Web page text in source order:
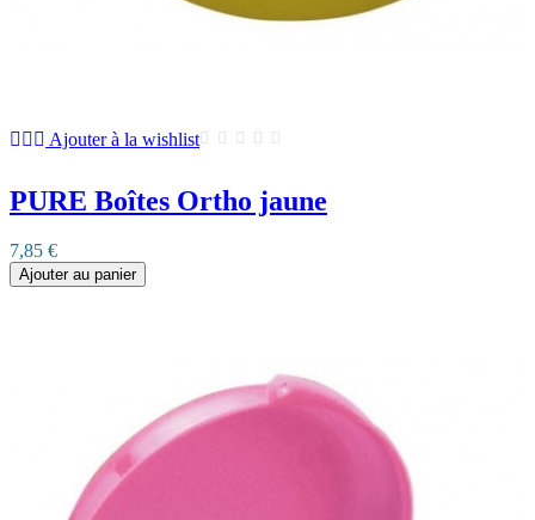
Ajouter à la wishlist
PURE Boîtes Ortho jaune
7,85 €
Ajouter au panier